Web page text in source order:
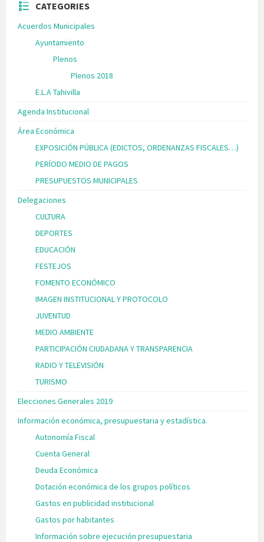
CATEGORIES
Acuerdos Municipales
Ayuntamiento
Plenos
Plenos 2018
E.L.A Tahivilla
Agenda Institucional
Área Económica
EXPOSICIÓN PÚBLICA (EDICTOS, ORDENANZAS FISCALES…)
PERÍODO MEDIO DE PAGOS
PRESUPUESTOS MUNICIPALES
Delegaciones
CULTURA
DEPORTES
EDUCACIÓN
FESTEJOS
FOMENTO ECONÓMICO
IMAGEN INSTITUCIONAL Y PROTOCOLO
JUVENTUD
MEDIO AMBIENTE
PARTICIPACIÓN CIUDADANA Y TRANSPARENCIA
RADIO Y TELEVISIÓN
TURISMO
Elecciones Generales 2019
Información económica, presupuestaria y estadística.
Autonomía Fiscal
Cuenta General
Deuda Económica
Dotación económica de los grupos políticos
Gastos en publicidad institucional
Gastos por habitantes
Información sobre ejecución presupuestaria